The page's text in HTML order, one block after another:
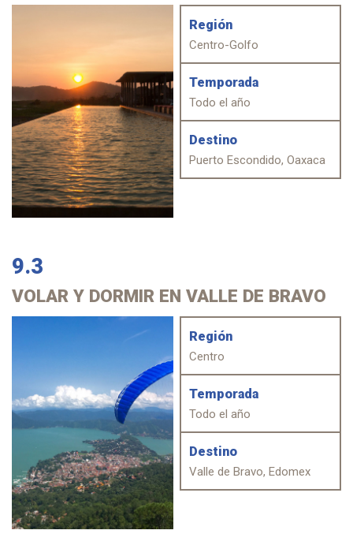
Región
Centro-Golfo
Temporada
Todo el año
Destino
Puerto Escondido, Oaxaca
9.3
VOLAR Y DORMIR EN VALLE DE BRAVO
Región
Centro
Temporada
Todo el año
Destino
Valle de Bravo, Edomex